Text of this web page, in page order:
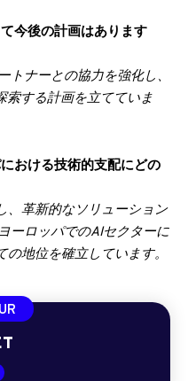
今後の計画はあります
ナーとの協力を強化し、
索する計画を立てていま
おける技術的支配にどの
、革新的なソリューション
ーロッパでのAIセクターに
地位を確立しています。